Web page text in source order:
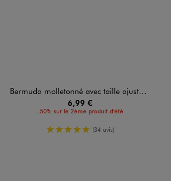
Bermuda molletonné avec taille ajustable garçon
6,99 €
-50% sur le 2ème produit d'été
5/5 de moyenne
(34 avis)